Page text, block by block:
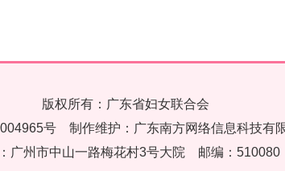
版权所有：广东省妇女联合会
号制作维护： 广东南方网络信息科技有
广州市中山一路梅花村3号大院 邮编：510080